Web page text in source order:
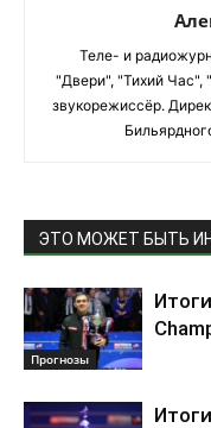
Теле- и
"Двери", "Тихий Час",
звукорежиссёр.
ЭТО МОЖЕТ БЫТЬ
Прогнозы